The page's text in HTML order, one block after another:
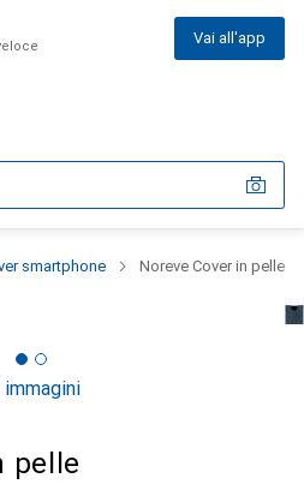
Vai all'app
smartphone Noreve Cover in pelle
immagini
pelle